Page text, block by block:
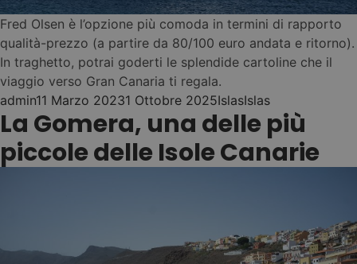
NEST LONG
STAY
Cómo funciona →
04EXPERIENCIAS
•Stand UP Paddle
Fred Olsen è l’opzione più comoda in termini di rapporto
qualità-prezzo (a partire da 80/100 euro andata e ritorno).
In traghetto, potrai goderti le splendide cartoline che il
viaggio verso Gran Canaria ti regala.
Posted by
admin11 Marzo 20231 Ottobre 2025Posted in
IslasTags:
Islas
La Gomera, una delle più
piccole delle Isole Canarie